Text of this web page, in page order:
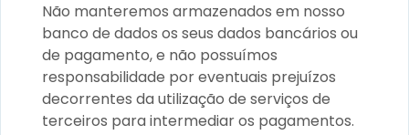
Não manteremos armazenados em nosso
banco de dados os seus dados bancários ou
de pagamento, e não possuímos
responsabilidade por eventuais prejuízos
decorrentes da utilização de serviços de
terceiros para intermediar os pagamentos.